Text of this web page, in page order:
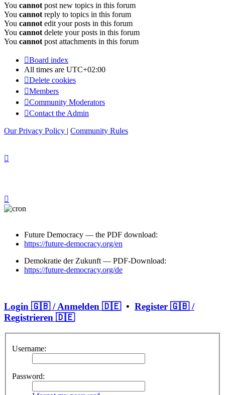
You cannot post new topics in this forum
You cannot reply to topics in this forum
You cannot edit your posts in this forum
You cannot delete your posts in this forum
You cannot post attachments in this forum
Board index
All times are UTC+02:00
Delete cookies
Members
Community Moderators
Contact the Admin
Our Privacy Policy | Community Rules
Future Democracy — the PDF download:
https://future-democracy.org/en
Demokratie der Zukunft — PDF-Download:
https://future-democracy.org/de
Login 🇬🇧 / Anmelden 🇩🇪• Register 🇬🇧 /
Registrieren 🇩🇪
Username:
Password: